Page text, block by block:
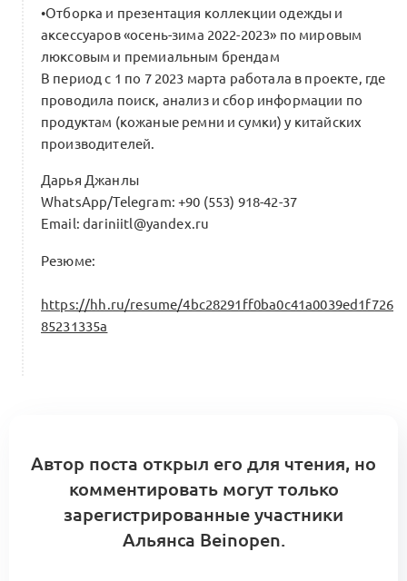
•Отборка и презентация коллекции одежды и
аксессуаров «осень-зима 2022-2023» по мировым
люксовым и премиальным брендам
В период с 1 по 7 2023 марта работала в проекте, где
проводила поиск, анализ и сбор информации по
продуктам (кожаные ремни и сумки) у китайских
производителей.
Дарья Джанлы
WhatsApp/Telegram: +90 (553) 918-42-37
Email: dariniitl@yandex.ru
Резюме:
https://hh.ru/resume/4bc28291ff0ba0c41a0039ed1f726
85231335a
Автор поста открыл его для чтения, но
комментировать могут только
зарегистрированные участники
Альянса Beinopen.